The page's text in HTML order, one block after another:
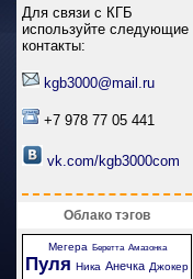
Для связи с КГБ
используйте следующие
контакты:
kgb3000@mail.ru
+7 978 77 05 441
vk.com/kgb3000com
Облако тэгов
Мегера Беретта Амазонка
Пуля Ника Анечка Джокер